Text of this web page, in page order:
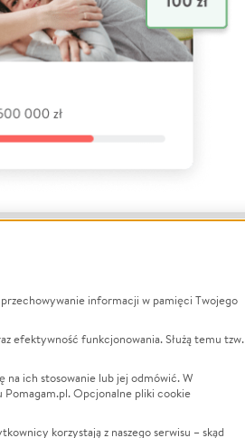
LGBTQ+
Powódź
Wichura
informacji w pamięci Twojego
efektywność funkcjonowania. Służą temu tzw.
ich stosowanie lub jej odmówić. W
Pomagam.pl. Opcjonalne pliki cookie
korzystają z naszego serwisu – skąd